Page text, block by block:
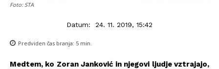
Foto: STA
Datum: 24. 11. 2019, 15:42
Predviden čas branja: 5 min.
Medtem, ko Zoran Janković in njegovi ljudje vztrajajo,